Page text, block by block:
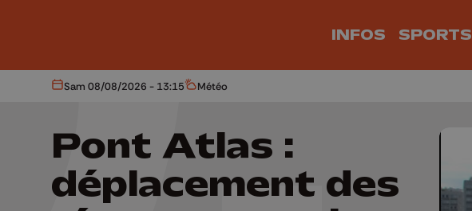
INFOS SPORTS
Aujourd'hui
Sam 08/08/2026 - 13:15 Météo
Météo
Pont Atlas :
déplacement des